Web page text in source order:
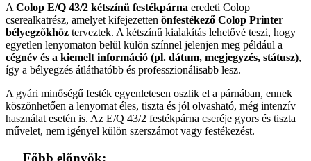
A Colop E/Q 43/2 kétszínű festékpárna eredeti Colop
cserealkatrész, amelyet kifejezetten önfestékező Colop Printer
bélyegzőkhöz terveztek. A kétszínű kialakítás lehetővé teszi, hogy
egyetlen lenyomaton belül külön színnel jelenjen meg például a
cégnév és a kiemelt információ (pl. dátum, megjegyzés, státusz),
így a bélyegzés átláthatóbb és professzionálisabb lesz.
A gyári minőségű festék egyenletesen oszlik el a párnában, ennek
köszönhetően a lenyomat éles, tiszta és jól olvasható, még intenzív
használat esetén is. Az E/Q 43/2 festékpárna cseréje gyors és tiszta
művelet, nem igényel külön szerszámot vagy festékezést.
Főbb előnyök: